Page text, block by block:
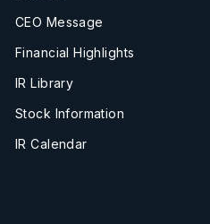
CEO Message
Financial Highlights
IR Library
Stock Information
IR Calendar